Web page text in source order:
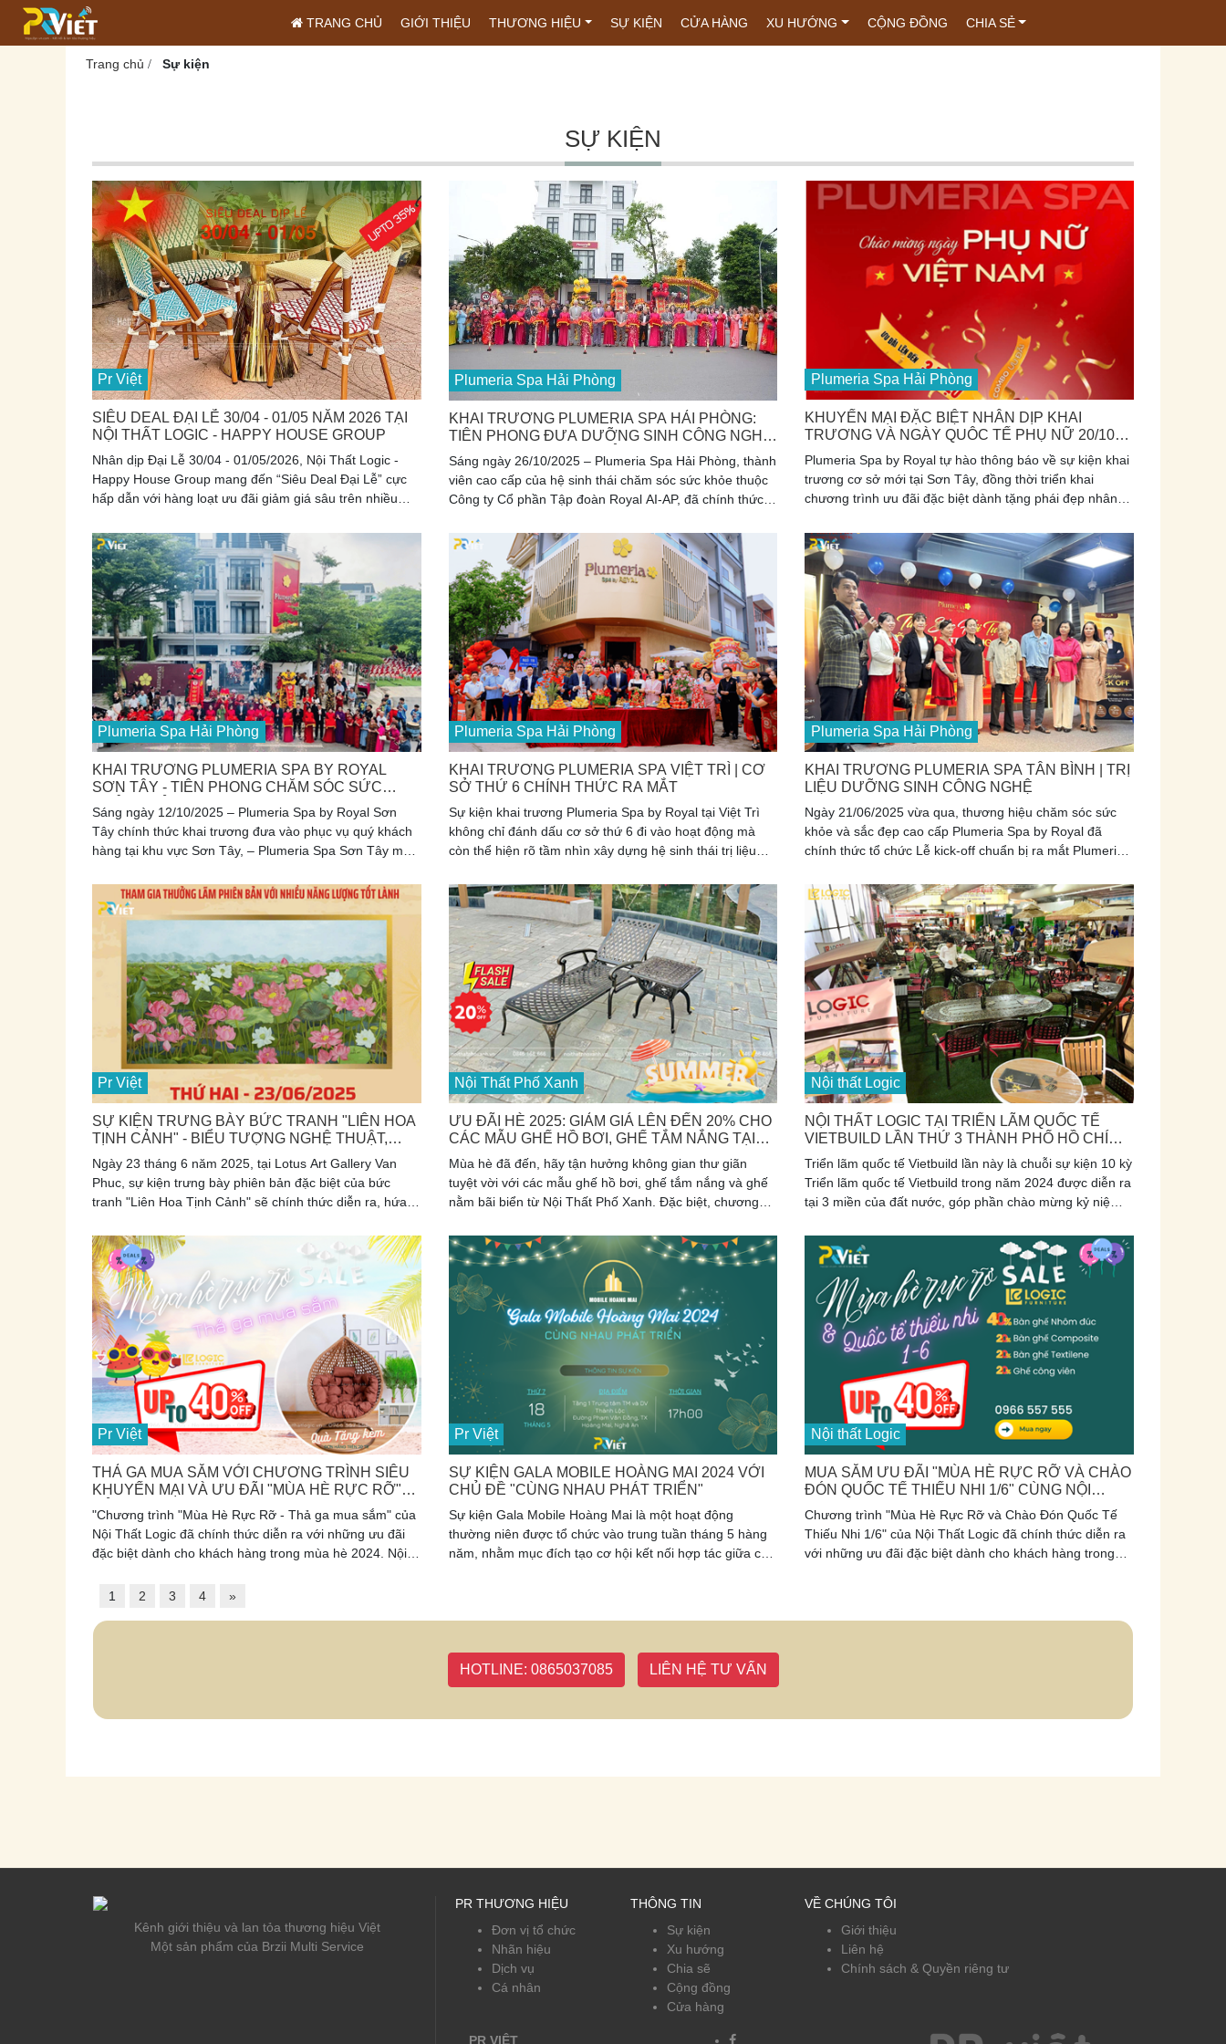
TRANG CHỦ GIỚI THIỆU THƯƠNG HIỆU SỰ KIỆN CỬA HÀNG XU HƯỚNG CỘNG ĐỒNG CHIA SẺ
Trang chủ / Sự kiện
SỰ KIỆN
Pr Việt
SIÊU DEAL ĐẠI LỄ 30/04 - 01/05 NĂM 2026 TẠI
NỘI THẤT LOGIC - HAPPY HOUSE GROUP
Nhân dịp Đại Lễ 30/04 - 01/05/2026, Nội Thất Logic -
Happy House Group mang đến “Siêu Deal Đại Lễ” cực
hấp dẫn với hàng loạt ưu đãi giảm giá sâu trên nhiều
hàng nâng cấp không gian sống, làm mới tổ ấm với mức
chi phí tiết kiệm hơn bao giờ hết. Số lượng ưu đãi có
hạn trong thời gian ngắn, nhanh tay nắm bắt để không
bỏ lỡ những deal nội thất tốt nhất mùa lễ này!
Plumeria Spa Hải Phòng
KHAI TRƯƠNG PLUMERIA SPA HẢI PHÒNG:
TIÊN PHONG ĐƯA DƯỠNG SINH CÔNG NGHỆ
CAO VỀ THÀNH PHỐ CẢNG
Sáng ngày 26/10/2025 – Plumeria Spa Hải Phòng, thành
viên cao cấp của hệ sinh thái chăm sóc sức khỏe thuộc
Công ty Cổ phần Tập đoàn Royal AI-AP, đã chính thức
Phường Hồng Bàng, TP. Hải Phòng.
Plumeria Spa Hải Phòng
KHUYẾN MẠI ĐẶC BIỆT NHÂN DỊP KHAI
TRƯƠNG VÀ NGÀY QUÔC TẾ PHỤ NỮ 20/10
TẠI PLUMERIA SPA SƠN TÂY
Plumeria Spa by Royal tự hào thông báo về sự kiện khai
trương cơ sở mới tại Sơn Tây, đồng thời triển khai
chương trình ưu đãi đặc biệt dành tặng phái đẹp nhân
Plumeria Spa Hải Phòng
KHAI TRƯƠNG PLUMERIA SPA BY ROYAL
SƠN TÂY - TIÊN PHONG CHĂM SÓC SỨC
KHỎE CHỦ ĐỘNG TÍCH HỢP CÔNG NGHỆ AI
Sáng ngày 12/10/2025 – Plumeria Spa by Royal Sơn
Tây chính thức khai trương đưa vào phục vụ quý khách
hàng tại khu vực Sơn Tây, – Plumeria Spa Sơn Tây một
Công ty Cổ phần Tập đoàn Royal AI-AP, đã chính thức
khai trương tại Khu đô thị HUD Sơn Tây (Căn 01, LKV
trình nhân rộng chuỗi spa 5 sao ứng dụng công nghệ Trí
tuệ Nhân tạo (AI) tại Việt Nam.
Plumeria Spa Hải Phòng
KHAI TRƯƠNG PLUMERIA SPA VIỆT TRÌ | CƠ
SỞ THỨ 6 CHÍNH THỨC RA MẮT
Sự kiện khai trương Plumeria Spa by Royal tại Việt Trì
không chỉ đánh dấu cơ sở thứ 6 đi vào hoạt động mà
còn thể hiện rõ tầm nhìn xây dựng hệ sinh thái trị liệu
tượng với không gian hoàng gia, kỹ thuật chuyên sâu và
cam kết phát triển bền vững vì sức khỏe cộng đồng.
Plumeria Spa Hải Phòng
KHAI TRƯƠNG PLUMERIA SPA TÂN BÌNH | TRỊ
LIỆU DƯỠNG SINH CÔNG NGHỆ
Ngày 21/06/2025 vừa qua, thương hiệu chăm sóc sức
khỏe và sắc đẹp cao cấp Plumeria Spa by Royal đã
chính thức tổ chức Lễ kick-off chuẩn bị ra mắt Plumeria
Spa by Royal. Diễn ra tại chi nhánh văn phòng tầng 5.
Đây là chi nhánh thứ hai tại TP.HCM và là cơ sở thứ 7
trong hệ thống Plumeria trên toàn quốc, đánh dấu bước
chuyển mình mạnh mẽ trên hành trình mở rộng quy mô
và khẳng định vị thế thương hiệu trong ngành spa trị liệu
cá nhân hóa tại Việt Nam.
Pr Việt
SỰ KIỆN TRƯNG BÀY BỨC TRANH "LIÊN HOA
TỊNH CẢNH" - BIỂU TƯỢNG NGHỆ THUẬT,
TÂM LINH VÀ HÒA BÌNH
Ngày 23 tháng 6 năm 2025, tại Lotus Art Gallery Van
Phuc, sự kiện trưng bày phiên bản đặc biệt của bức
tranh "Liên Hoa Tịnh Cảnh" sẽ chính thức diễn ra, hứa
đầy ấn tượng. Đây là cơ hội duy nhất để chiêm ngưỡng
tác phẩm nghệ thuật đã trở thành biểu tượng văn hóa,
tôn giáo và hòa bình, lan tỏa năng lượng tốt lành đến
mọi người.
Nội Thất Phố Xanh
ƯU ĐÃI HÈ 2025: GIẢM GIÁ LÊN ĐẾN 20% CHO
CÁC MẪU GHẾ HỒ BƠI, GHẾ TẮM NẮNG TẠI
NỘI THẤT PHỐ XANH
Mùa hè đã đến, hãy tận hưởng không gian thư giãn
tuyệt vời với các mẫu ghế hồ bơi, ghế tắm nắng và ghế
nằm bãi biển từ Nội Thất Phố Xanh. Đặc biệt, chương
cho bạn cơ hội sở hữu sản phẩm chất lượng với giá ưu
đãi nhất.
Nội thất Logic
NỘI THẤT LOGIC TẠI TRIỂN LÃM QUỐC TẾ
VIETBUILD LẦN THỨ 3 THÀNH PHỐ HỒ CHÍ
MINH TỪ NGÀY 22/8 - 26/8/2024
Triển lãm quốc tế Vietbuild lần này là chuỗi sự kiện 10 kỳ
Triển lãm quốc tế Vietbuild trong năm 2024 được diễn ra
tại 3 miền của đất nước, góp phần chào mừng kỷ niệm
Nam (1958 - 2024).
Pr Việt
THẢ GA MUA SẮM VỚI CHƯƠNG TRÌNH SIÊU
KHUYẾN MẠI VÀ ƯU ĐÃI "MÙA HÈ RỰC RỠ"
CỦA NỘI THẤT LOGIC
"Chương trình "Mùa Hè Rực Rỡ - Thả ga mua sắm" của
Nội Thất Logic đã chính thức diễn ra với những ưu đãi
đặc biệt dành cho khách hàng trong mùa hè 2024. Nội
thành và những ưu đãi hấp dẫn nhất để cùng chia sẻ
Pr Việt
SỰ KIỆN GALA MOBILE HOÀNG MAI 2024 VỚI
CHỦ ĐỀ "CÙNG NHAU PHÁT TRIỂN"
Sự kiện Gala Mobile Hoàng Mai là một hoạt động
thường niên được tổ chức vào trung tuần tháng 5 hàng
năm, nhằm mục đích tạo cơ hội kết nối hợp tác giữa các
Nội thất Logic
MUA SẮM ƯU ĐÃI "MÙA HÈ RỰC RỠ VÀ CHÀO
ĐÓN QUỐC TẾ THIẾU NHI 1/6" CÙNG NỘI
THẤT LOGIC
Chương trình "Mùa Hè Rực Rỡ và Chào Đón Quốc Tế
Thiếu Nhi 1/6" của Nội Thất Logic đã chính thức diễn ra
với những ưu đãi đặc biệt dành cho khách hàng trong
1
2 3 4 »
HOTLINE: 0865037085 LIÊN HỆ TƯ VẤN
Kênh giới thiệu và lan tỏa thương hiệu Việt
Một sản phẩm của Brzii Multi Service
PR THƯƠNG HIỆU
Đơn vị tổ chức
Nhãn hiệu
Dịch vụ
Cá nhân
THÔNG TIN
Sự kiện
Xu hướng
Chia sẽ
Cộng đồng
Cửa hàng
VỀ CHÚNG TÔI
Giới thiệu
Liên hệ
Chính sách & Quyền riêng tư
PR VIỆT